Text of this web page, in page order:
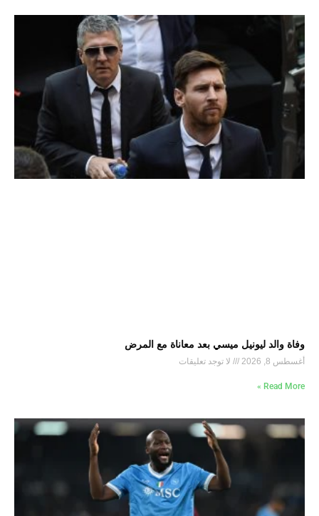
وفاة والد ليونيل ميسي بعد معاناة مع المرض
أغسطس 8, 2026 لا توجد تعليقات
Read More »